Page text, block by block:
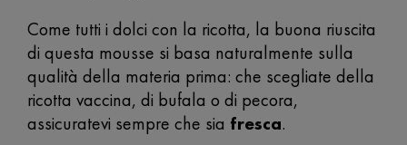
Come tutti i dolci con la ricotta, la buona riuscita
di questa mousse si basa naturalmente sulla
qualità della materia prima: che scegliate della
ricotta vaccina, di bufala o di pecora,
assicuratevi sempre che sia fresca.